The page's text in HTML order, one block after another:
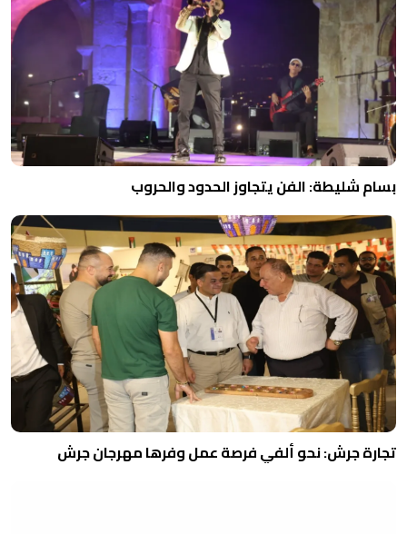
بسام شليطة: الفن يتجاوز الحدود والحروب
تجارة جرش: نحو ألفي فرصة عمل وفرها مهرجان جرش